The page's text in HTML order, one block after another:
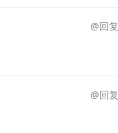
@回复
@回复